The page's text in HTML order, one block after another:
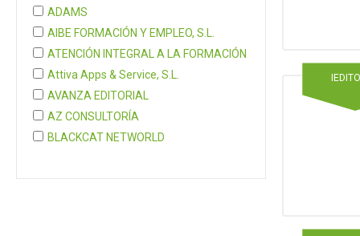
ADAMS
AIBE FORMACIÓN Y EMPLEO, S.L.
ATENCIÓN INTEGRAL A LA FORMACIÓN
Attiva Apps & Service, S.L.
AVANZA EDITORIAL
AZ CONSULTORÍA
BLACKCAT NETWORLD
COGNITA PLUS, S.L.